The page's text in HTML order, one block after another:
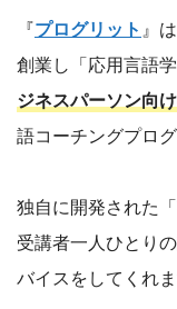
『プログリット 』
創業し「応用言語
ジネスパーソン向
語コーチングプログ
独自に開発された
受講者一人ひとり
バイスをしてくれま